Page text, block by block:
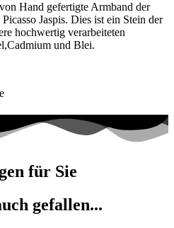
Hand gefertigte Armband der
Jaspis. Dies ist ein Stein der
hochwertig verarbeiteten
und Blei.
für Sie
gefallen...